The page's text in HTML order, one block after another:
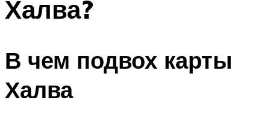
Халва?
В чем подвох карты
Халва